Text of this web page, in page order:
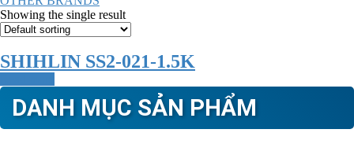
Showing the single result
SHIHLIN SS2-021-1.5K
DANH MỤC SẢN PHẨM